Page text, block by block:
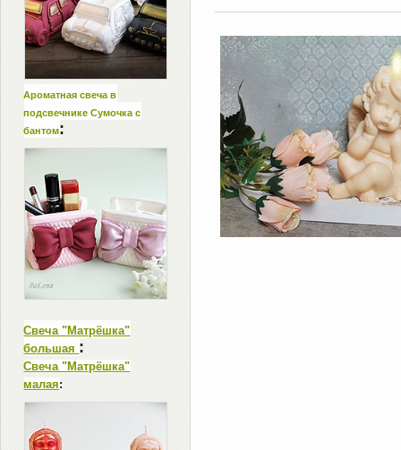
Ароматная свеча в
подсвечнике Сумочка с
бантом:
Свеча "Матрёшка"
большая :
Свеча "Матрёшка"
малая: